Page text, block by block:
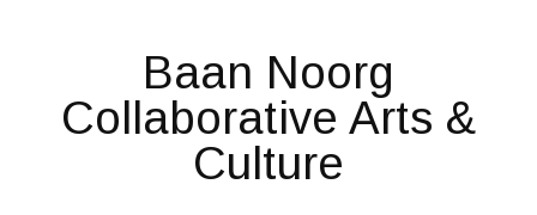
Baan Noorg
Collaborative Arts &
Culture